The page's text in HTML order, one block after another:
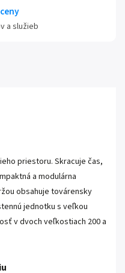
a služieb
priestoru. Skracuje čas,
a modulárna
obsahuje továrensky
jednotku s veľkou
v dvoch veľkostiach 200 a